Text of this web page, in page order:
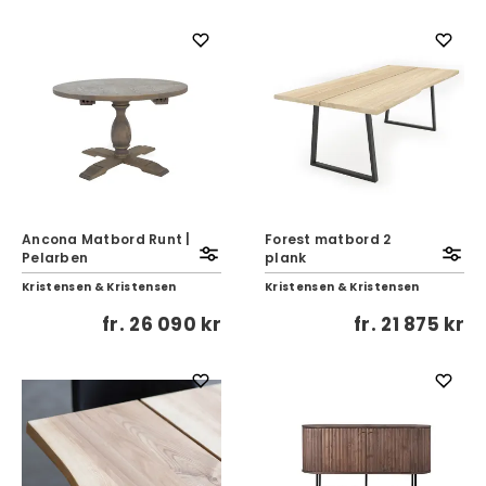
Ancona Matbord Runt |
Pelarben
Kristensen & Kristensen
fr. 26 090 kr
Forest matbord 2
plank
Kristensen & Kristensen
fr. 21 875 kr